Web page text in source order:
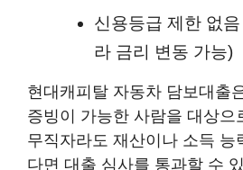
신용등급 제한 없
라 금리 변동 가능)
현대캐피탈 자동차 담보대출
증빙이 가능한 사람을 대상으
무직자라도 재산이나 소득 능
다면 대출 심사를 통과할 수